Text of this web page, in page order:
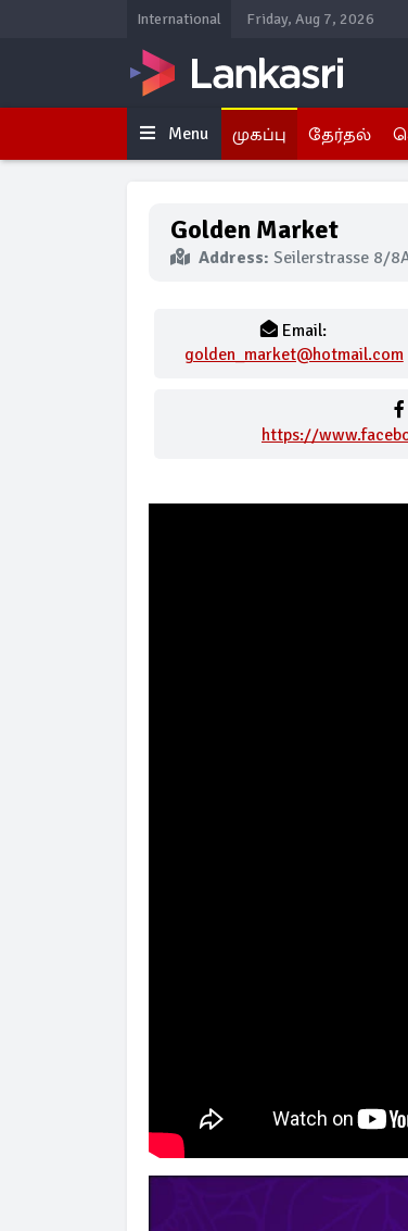
International Friday, Aug 7, 2026
Menu முகப்பு தேர்தல்
Golden Market
Address: Seilerstrasse 8/
Email:
golden_market@hotmail.com
https://